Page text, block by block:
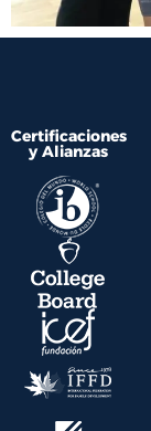
Certificaciones
y Alianzas